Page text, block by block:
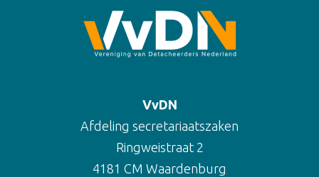
VvDN
Afdeling secretariaatszaken
Ringweistraat 2
4181 CM Waardenburg